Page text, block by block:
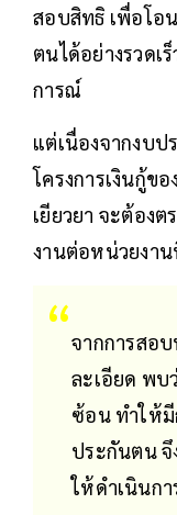
สอบสิทธิ เพื่อโอ
ตนได้อย่างรวดเ
การณ์
แต่เนื่องจากงบป
โครงการเงินกู้ข
เยียวยา จะต้อง
งานต่อหน่วยงาน
จากการสอ
ละเอียด พบ
ซ้อน ทำให้มี
ประกันตน
ให้ดำเนินกา